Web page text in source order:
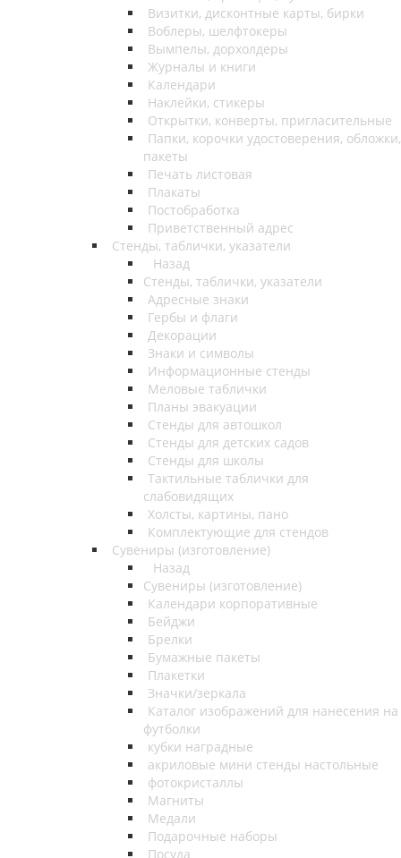
Визитки, дисконтные карты, бирки
Воблеры, шелфтокеры
Вымпелы, дорхолдеры
Журналы и книги
Календари
Наклейки, стикеры
Открытки, конверты, пригласительные
Папки, корочки удостоверения, обложки,
пакеты
Печать листовая
Плакаты
Постобработка
Приветственный адрес
Стенды, таблички, указатели
Назад
Стенды, таблички, указатели
Адресные знаки
Гербы и флаги
Декорации
Знаки и символы
Информационные стенды
Меловые таблички
Планы эвакуации
Стенды для автошкол
Стенды для детских садов
Стенды для школы
Тактильные таблички для
слабовидящих
Холсты, картины, пано
Комплектующие для стендов
Сувениры (изготовление)
Назад
Сувениры (изготовление)
Календари корпоративные
Бейджи
Брелки
Бумажные пакеты
Плакетки
Значки/зеркала
Каталог изображений для нанесения на
футболки
кубки наградные
акриловые мини стенды настольные
фотокристаллы
Магниты
Медали
Подарочные наборы
Посуда